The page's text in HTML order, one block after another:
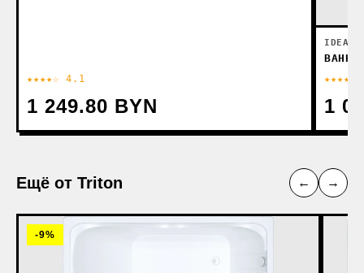
★★★★☆ 4.1
1 249.80 BYN
IDEAL
ВАННА
★★★★★
1
Ещё от Triton ← →
-9%